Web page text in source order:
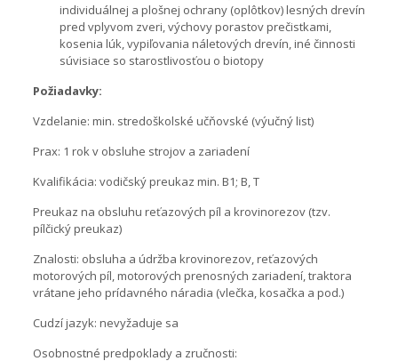
individuálnej a plošnej ochrany (oplôtkov) lesných drevín
pred vplyvom zveri, výchovy porastov prečistkami,
kosenia lúk, vypiľovania náletových drevín, iné činnosti
súvisiace so starostlivosťou o biotopy
Požiadavky:
Vzdelanie: min. stredoškolské učňovské (výučný list)
Prax: 1 rok v obsluhe strojov a zariadení
Kvalifikácia: vodičský preukaz min. B1; B, T
Preukaz na obsluhu reťazových píl a krovinorezov (tzv.
pílčický preukaz)
Znalosti: obsluha a údržba krovinorezov, reťazových
motorových píl, motorových prenosných zariadení, traktora
vrátane jeho prídavného náradia (vlečka, kosačka a pod.)
Cudzí jazyk: nevyžaduje sa
Osobnostné predpoklady a zručnosti: